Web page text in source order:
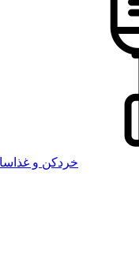
خردکن و